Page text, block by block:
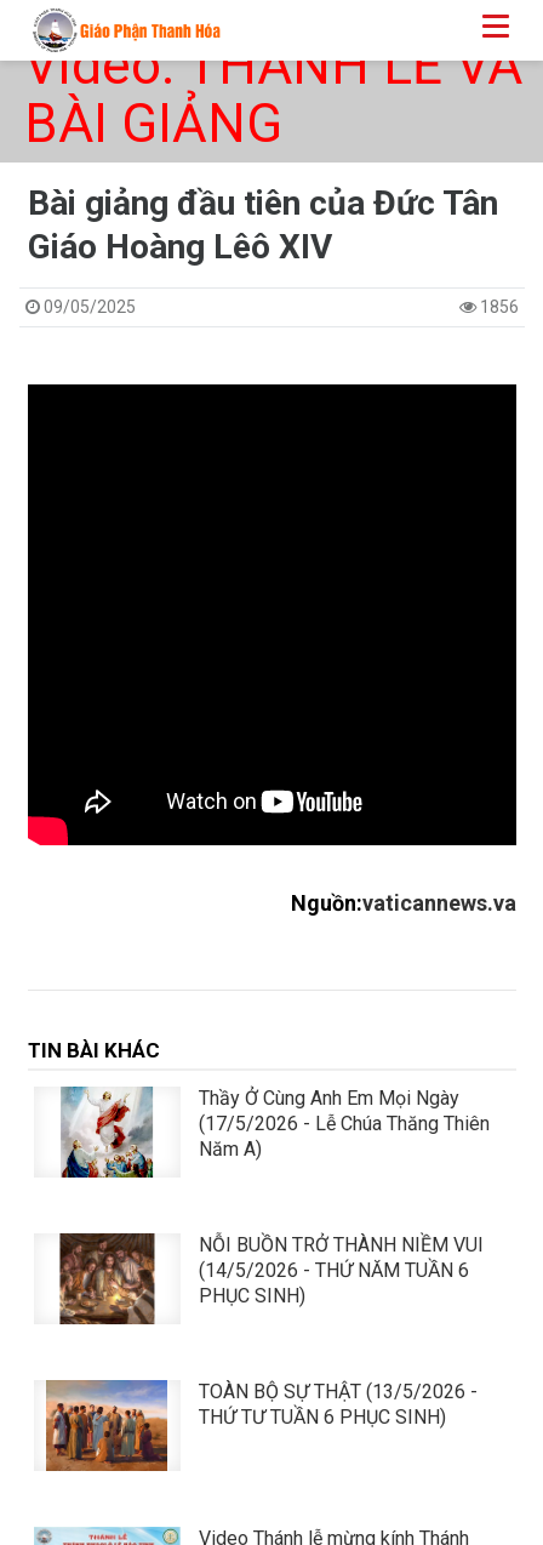
Video: THÁNH LỄ VÀ
BÀI GIẢNG
Bài giảng đầu tiên của Đức Tân
Giáo Hoàng Lêô XIV
09/05/2025 1856
Nguồn:vaticannews.va
TIN BÀI KHÁC
Thầy Ở Cùng Anh Em Mọi Ngày
(17/5/2026 - Lễ Chúa Thăng Thiên
Năm A)
NỖI BUỒN TRỞ THÀNH NIỀM VUI
(14/5/2026 - THỨ NĂM TUẦN 6
PHỤC SINH)
TOÀN BỘ SỰ THẬT (13/5/2026 -
THỨ TƯ TUẦN 6 PHỤC SINH)
Video Thánh lễ mừng kính Thánh